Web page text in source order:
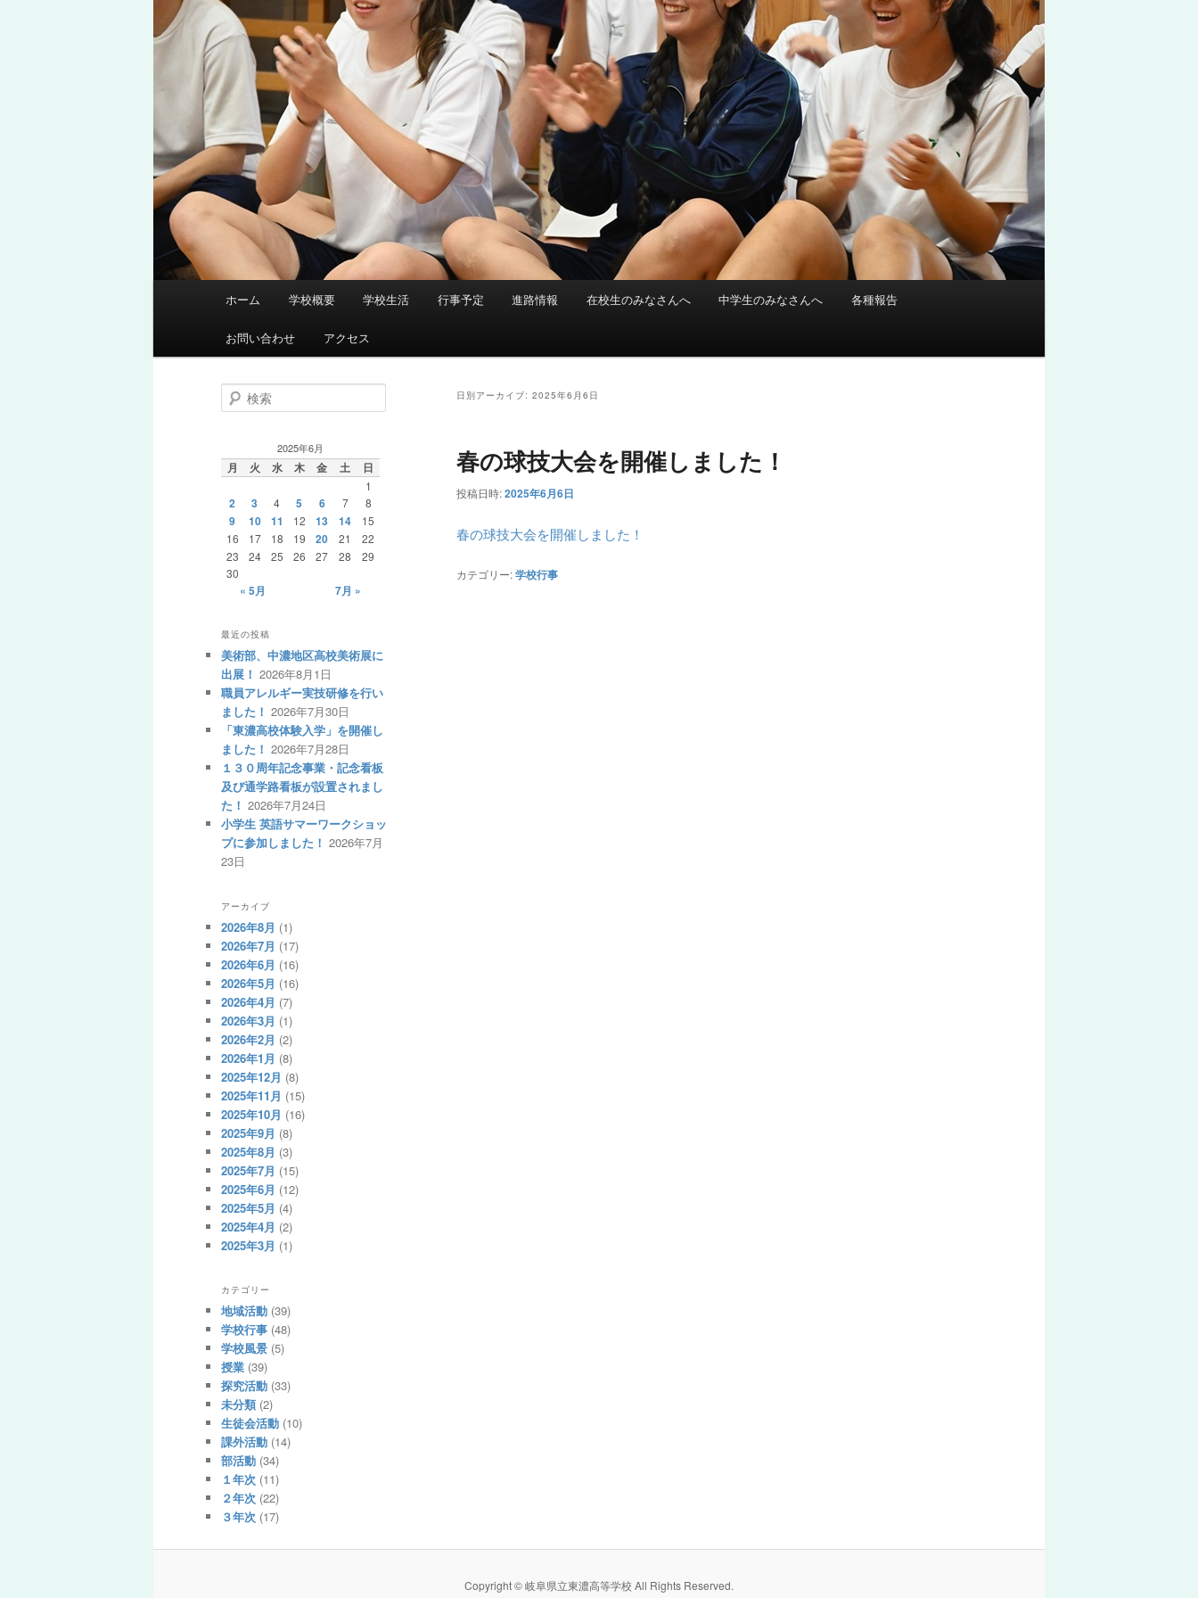
メ
メ
イ
ン
ン
テ
ン
へ
移
動
サ
ブ
コ
テ
ン
ツ
移
動
ホーム 学校概要 学校生活 行事予定 進路情報 在校生のみなさんへ 中学生のみなさんへ 各種報告
お問い合わせ アクセス
日別アーカイブ: 2025年6月6日
春の球技大会を開催しました！
投稿日時:2025年6月6日
春の球技大会を開催しました！
カテゴリー:学校行事
検
索
2025年6月
月 火 水 木 金 土 日
1
2 3 4 5 6 7 8
9 10 11 12 13 14
15
16
17 18 19 20 21
22
23
24 25 26 27 28
29
30
« 5月 7月 »
最近の投稿
美術部、中濃地区高校美術展に
出展！ 2026年8月1日
職員アレルギー実技研修を行い
ました！ 2026年7月30日
「東濃高校体験入学」を開催し
ました！ 2026年7月28日
１３０周年記念事業・記念看板
及び通学路看板が設置されまし
た！ 2026年7月24日
小学生 英語サマーワークショッ
プに参加しました！ 2026年7月
23日
アーカイブ
2026年8月 (1)
2026年7月 (17)
2026年6月 (16)
2026年5月 (16)
2026年4月 (7)
2026年3月 (1)
2026年2月 (2)
2026年1月 (8)
2025年12月 (8)
2025年11月 (15)
2025年10月 (16)
2025年9月 (8)
2025年8月 (3)
2025年7月 (15)
2025年6月 (12)
2025年5月 (4)
2025年4月 (2)
2025年3月 (1)
カテゴリー
地域活動 (39)
学校行事 (48)
学校風景 (5)
授業 (39)
探究活動 (33)
未分類 (2)
生徒会活動 (10)
課外活動 (14)
部活動 (34)
１年次 (11)
２年次 (22)
３年次 (17)
Copyright © 岐阜県立東濃高等学校 All Rights Reserved.